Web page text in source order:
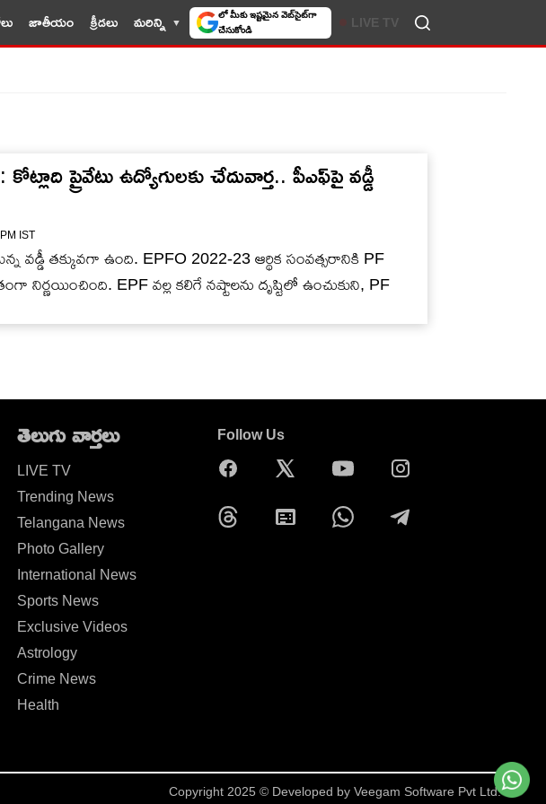
జాతీయం క్రీడలు మరిన్ని
లో మీకు ఇష్టమైన వెబ్‌సైట్‌గా
చేసుకోండి
LIVE TV
ప్రైవేటు ఉద్యోగులకు చేదువార్త.. పీఎఫ్‌పై వడ్డీ
IST
వడ్డీ తక్కువగా ఉంది. EPFO 2022-23 ఆర్థిక సంవత్సరానికి PF
నిర్ణయించింది. EPF వల్ల కలిగే నష్టాలను దృష్టిలో ఉంచుకుని, PF
తెలుగు వార్తలు
LIVE TV
Trending News
Telangana News
Photo Gallery
International News
Sports News
Exclusive Videos
Astrology
Crime News
Health
Follow Us
Copyright 2025 © Developed by Veegam Software Pvt Ltd.